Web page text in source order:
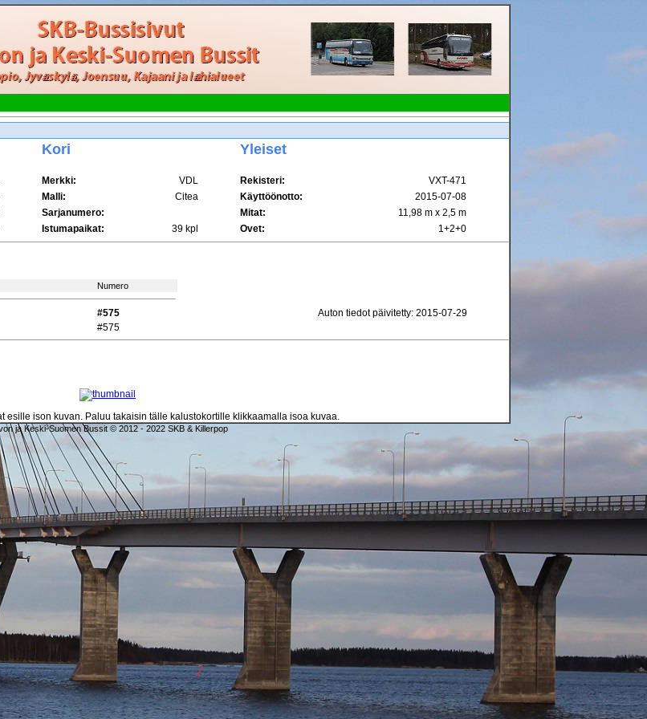
Kori Yleiset
Merkki: VDL Rekisteri:
VXT-471
Malli: Citea Käyttöönotto:
2015-07-08
Sarjanumero: Mitat:
11,98 m x 2,5 m
Istumapaikat: 39 kpl Ovet: 1+2+0
Numero
#575
Auton tiedot päivitetty: 2015-07-29
#575
esille ison kuvan. Paluu takaisin tälle kalustokortille klikkaamalla isoa kuvaa.
ja Keski-Suomen Bussit © 2012 - 2022 SKB & Killerpop